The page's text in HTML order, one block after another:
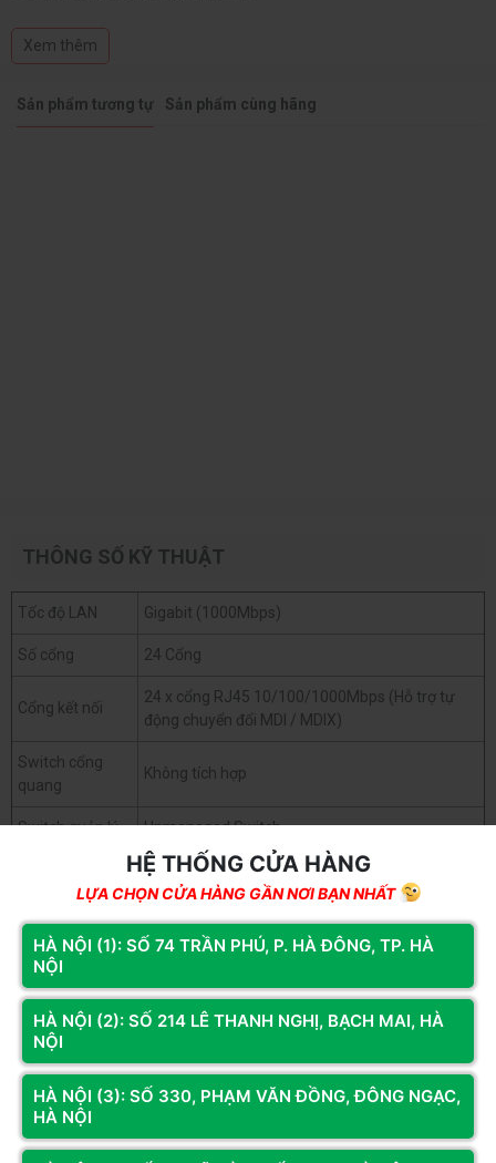
Switch POE: Không tích hợp
Kiểu Switch: Switch Gigabit (1000Mbps)
Xem thêm
Sản phẩm tương tự Sản phẩm cùng hãng
THÔNG SỐ KỸ THUẬT
Tốc độ LAN Gigabit (1000Mbps)
Số cổng 24 Cổng
Cổng kết nối
24 x cổng RJ45 10/100/1000Mbps (Hỗ trợ tự
động chuyển đổi MDI / MDIX)
Switch cổng
quang
Không tích hợp
Switch quản lý Unmanaged Switch
Không tích hợp
Chất liệu vỏ Vỏ Thép
Mô tả khác
Công nghệ tiết kiệm năng lượng sáng tạo giúp
tiết kiệm năng lượng tiêu thụ.
Xem thêm
Switch TP-Link TL-SG1024D (Gigabit (1000Mbps)/ 24
HỆ THỐNG CỬA HÀNG
LỰA CHỌN CỬA HÀNG GẦN NƠI BẠN NHẤT
HÀ NỘI (1): SỐ 74 TRẦN PHÚ, P. HÀ ĐÔNG, TP. HÀ
NỘI
HÀ NỘI (2): SỐ 214 LÊ THANH NGHỊ, BẠCH MAI, HÀ
NỘI
HÀ NỘI (3): SỐ 330, PHẠM VĂN ĐỒNG, ĐÔNG NGẠC,
HÀ NỘI